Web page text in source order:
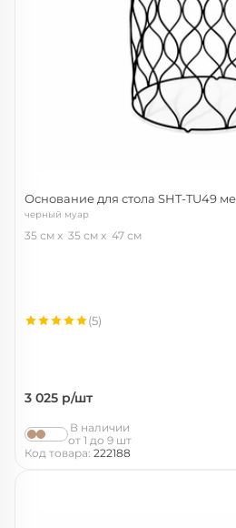
Основание для стола SHT-TU49
черный муар
35 см 35 см 47 см
3 025 р/шт
(5)
В наличии
от 1 до 9 шт
Код товара: 222188